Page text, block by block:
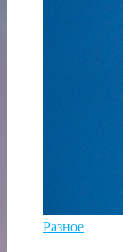
Разное